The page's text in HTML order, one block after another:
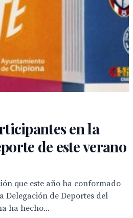
en la
de este verano
que este año ha conformado
Delegación de Deportes del
ha hecho...